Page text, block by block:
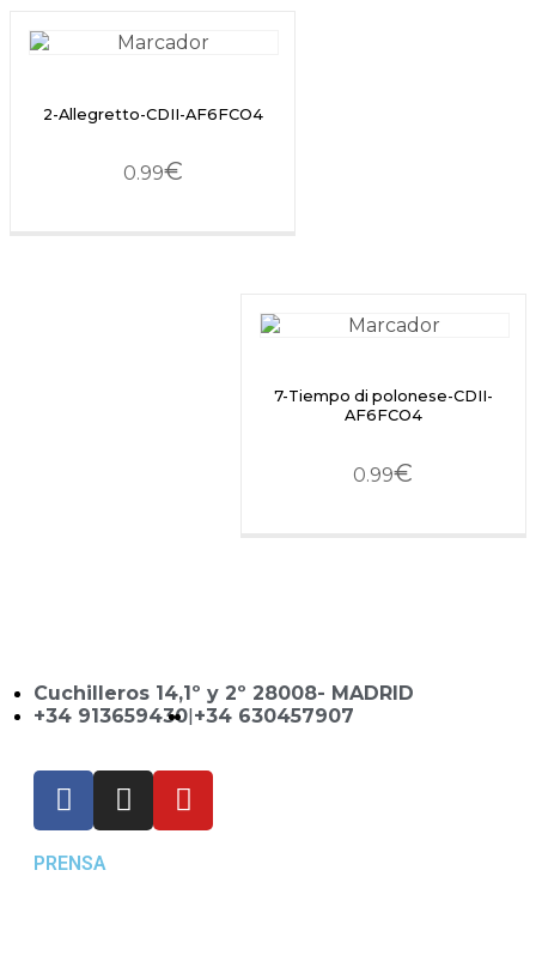
2-Allegretto-CDII-AF6FCO4
0.99€
7-Tiempo di polonese-CDII-
AF6FCO4
0.99€
Cuchilleros 14,1º y 2º 28008- MADRID
+34 913659430|+34 630457907
PRENSA